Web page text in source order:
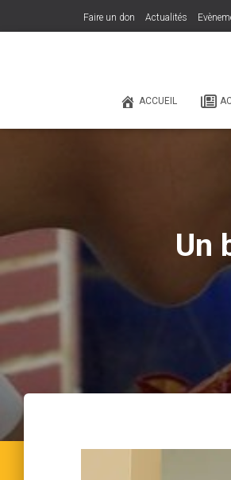
Faire un don Actualités
ACCUEIL
Un